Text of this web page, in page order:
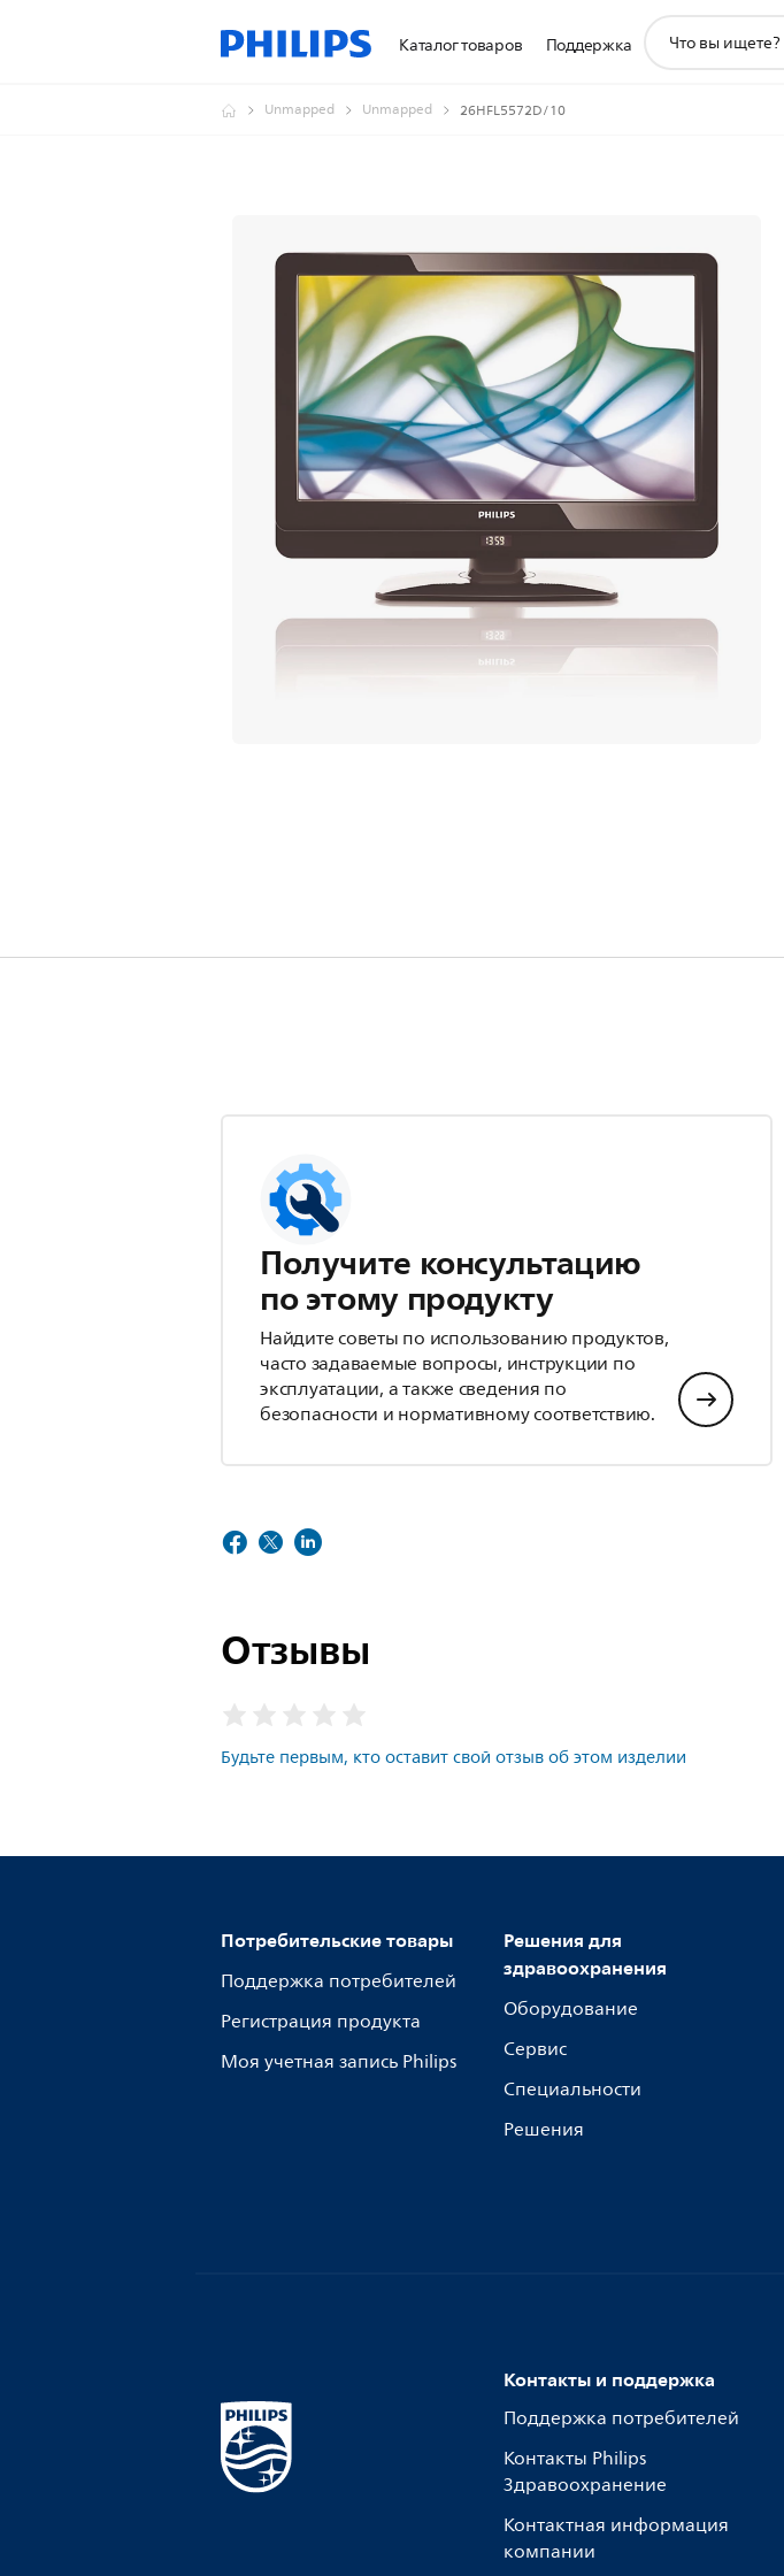
Каталог товаров Поддержка
поддержки
Unmapped Unmapped 26HFL5572D/10
Получите консультацию
по этому продукту
Найдите советы по использованию продуктов,
часто задаваемые вопросы, инструкции по
эксплуатации, а также сведения по
безопасности и нормативному соответствию.
Отзывы
Будьте первым, кто оставит свой отзыв об этом изделии
Потребительские товары
Поддержка потребителей
Регистрация продукта
Моя учетная запись Philips
Решения для
здравоохранения
Оборудование
Сервис
Специальности
Решения
Контакты и поддержка
Поддержка потребителей
Контакты Philips
Здравоохранение
Контактная информация
компании